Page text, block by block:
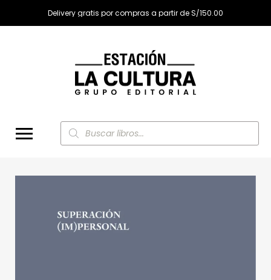
Delivery gratis por compras a partir de S/150.00
Búsqueda
de
productos